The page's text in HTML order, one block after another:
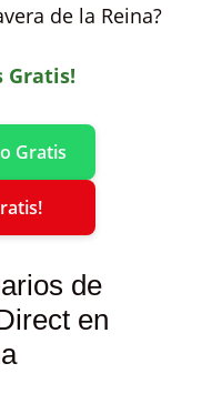
de la Reina?
Gratis!
Gratis
de
en